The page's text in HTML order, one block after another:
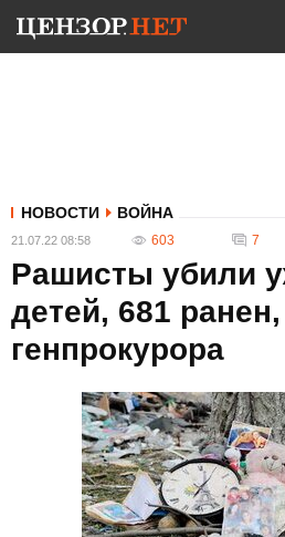
НОВОСТИ ВОЙНА
21.07.22 08:58 603 7
Рашисты убили
детей, 681
генпрокурора